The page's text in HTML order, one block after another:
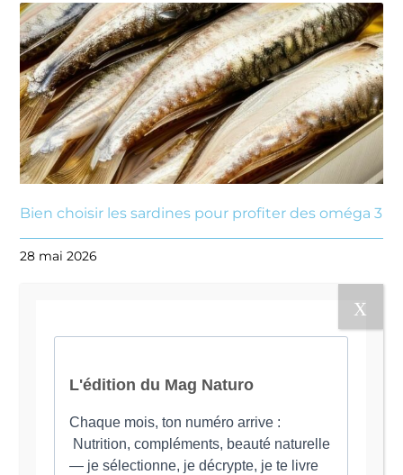
Bien choisir les sardines pour profiter des oméga 3
28 mai 2026